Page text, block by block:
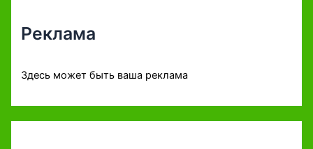
Реклама
Здесь может быть ваша реклама